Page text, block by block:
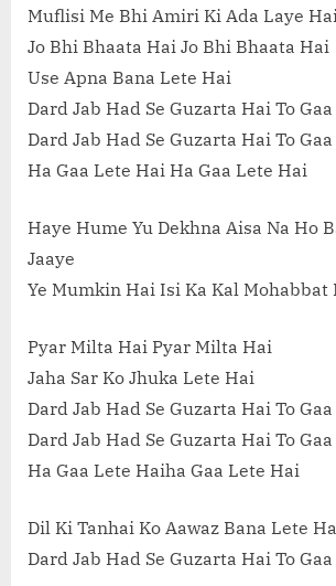
Muflisi Me Bhi Amiri Ki Ada Laye Hai
Jo Bhi Bhaata Hai Jo Bhi Bhaata Hai
Use Apna Bana Lete Hai
Dard Jab Had Se Guzarta Hai To
Dard Jab Had Se Guzarta Hai To
Ha Gaa Lete Hai Ha Gaa Lete Hai
Haye Hume Yu Dekhna Aisa Na Ho
Jaaye
Ye Mumkin Hai Isi Ka Kal Mohabbat
Pyar Milta Hai Pyar Milta Hai
Jaha Sar Ko Jhuka Lete Hai
Dard Jab Had Se Guzarta Hai To
Dard Jab Had Se Guzarta Hai To
Ha Gaa Lete Haiha Gaa Lete Hai
Dil Ki Tanhai Ko Aawaz Bana Lete
Dard Jab Had Se Guzarta Hai To